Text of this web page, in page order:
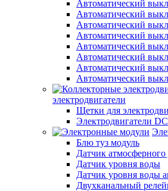
Автоматический
Автоматический
Автоматический
Автоматический
Автоматический
Автоматический
Автоматический
Автоматический
электродвигатели
Щетки для
Электродвигатели DC
Блю туз модуль
Датчик атмосферного
Датчик уровня воды
Датчик уровня воды
Двухканальный